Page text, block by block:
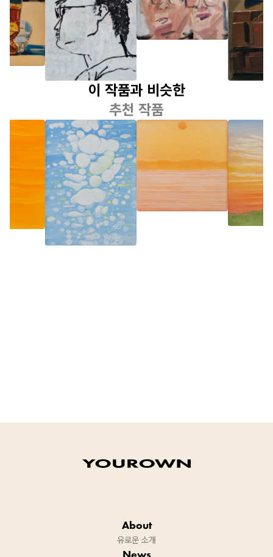
투명
그림을 보는 사
람
한사람,한사람
커피 트
있는 정
이 작품과 비슷한
추천 작품
김은주
물의 덩이
Lump of
Water
Sunset
김은주
석양
Sun
About
유로운 소개